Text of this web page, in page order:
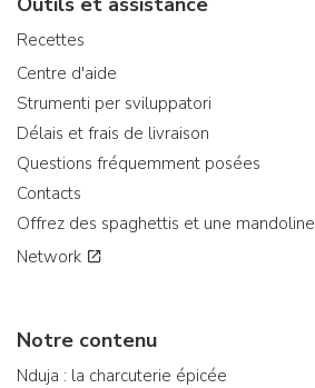
Recettes
Centre d'aide
Strumenti per sviluppatori
Délais et frais de livraison
Questions fréquemment posées
Contacts
Offrez des spaghettis et une mandoline
Network
Notre contenu
Nduja : la charcuterie épicée